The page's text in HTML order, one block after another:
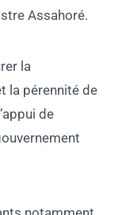
Assahoré.
la
la pérennité de
de